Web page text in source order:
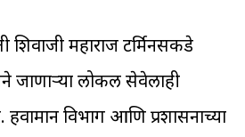
महाराज टर्मिनसकडे
जाणाऱ्या लोकल सेवेलाही
विभाग आणि प्रशासनाच्या